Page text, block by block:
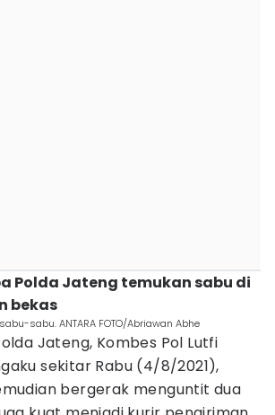
Polda Jateng temukan sabu di
bekas
sabu. ANTARA FOTO/Abriawan Abhe
Jateng, Kombes Pol Lutfi
sekitar Rabu (4/8/2021),
bergerak menguntit dua